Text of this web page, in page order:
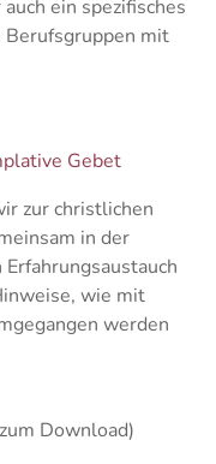
ein spezifisches
mit
Gebet
zur christlichen
in der
wie mit
werden
Download)